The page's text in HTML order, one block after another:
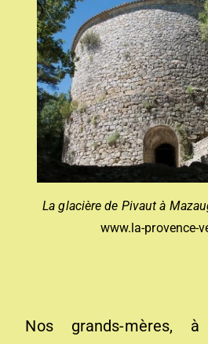
La glacière de Pivaut à
www.la-provence-
Nos grands-mères,